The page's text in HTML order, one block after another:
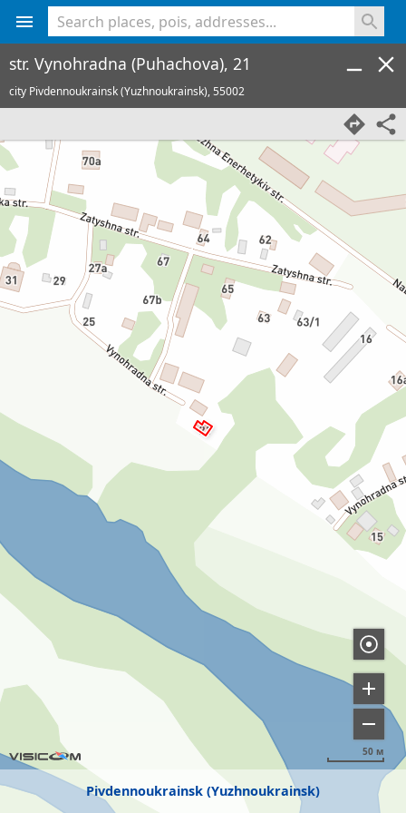
Pivdennoukrainsk (Yuzhnoukrainsk)
50 м
str. Vynohradna (Puhachova), 21
city Pivdennoukrainsk (Yuzhnoukrainsk),55002
<% console.log(hcard) %>